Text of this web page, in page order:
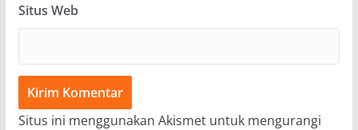
Situs Web
Situs ini menggunakan Akismet untuk mengurangi